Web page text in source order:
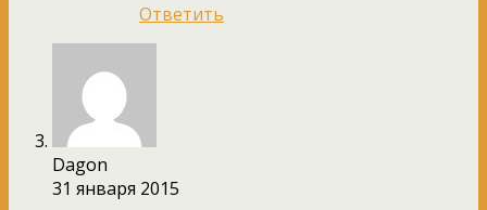
Ответить
Dagon
31 января 2015